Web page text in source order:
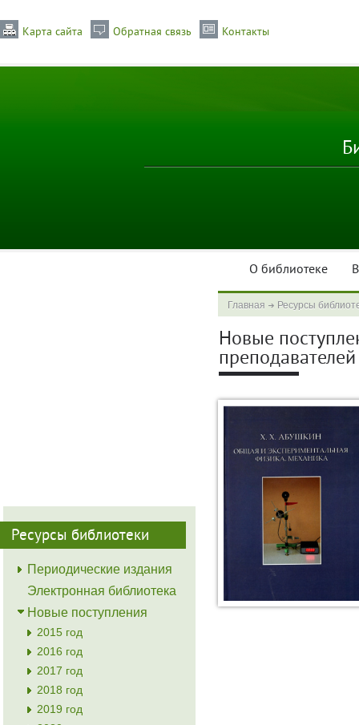
Карта сайта Обратная связь Контакты
О библиотеке
Ресурсы библиотеки
Периодические издания
Электронная библиотека
Новые поступления
2015 год
2016 год
2017 год
2018 год
2019 год
Главная Ресурсы
Новые